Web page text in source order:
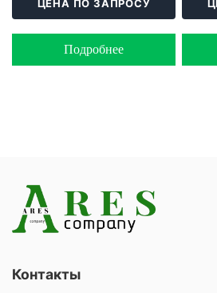
ЦЕНА ПО ЗАПРОСУ
Подробнее
Контакты